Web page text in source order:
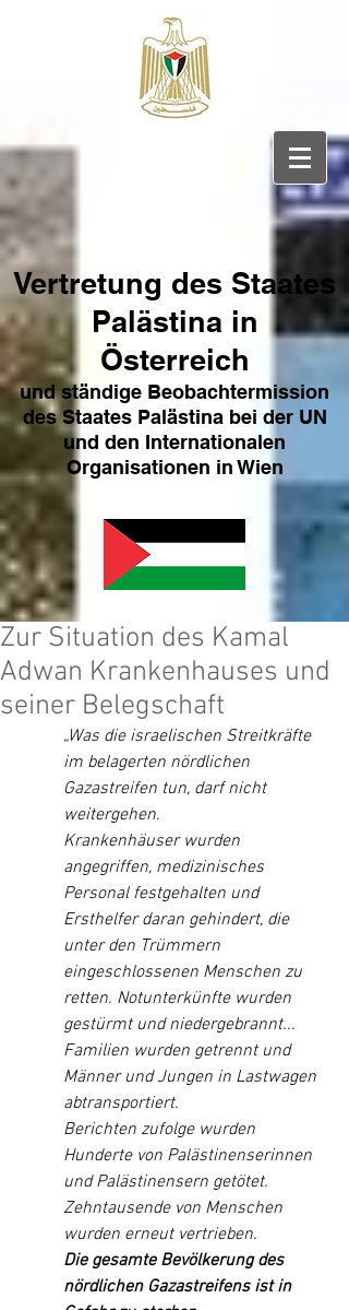
Vertretung des Staates
Palästina in
Österreich
und ständige Beobachtermission
des Staates Palästina bei der UN
und den Internationalen
Organisationen in Wien
Zur Situation des Kamal
Adwan Krankenhauses und
seiner Belegschaft
„Was die israelischen Streitkräfte
im belagerten nördlichen
Gazastreifen tun, darf nicht
weitergehen.
Krankenhäuser wurden
angegriffen, medizinisches
Personal festgehalten und
Ersthelfer daran gehindert, die
unter den Trümmern
eingeschlossenen Menschen zu
retten. Notunterkünfte wurden
gestürmt und niedergebrannt...
Familien wurden getrennt und
Männer und Jungen in Lastwagen
abtransportiert.
Berichten zufolge wurden
Hunderte von Palästinenserinnen
und Palästinensern getötet.
Zehntausende von Menschen
wurden erneut vertrieben.
Die gesamte Bevölkerung des
nördlichen Gazastreifens ist in